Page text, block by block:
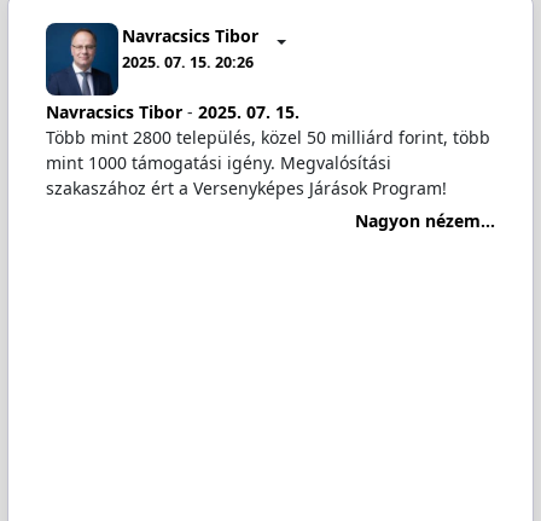
Navracsics Tibor
2025. 07. 15. 20:26
Navracsics Tibor- 2025. 07. 15.
Több mint 2800 település, közel 50 milliárd forint, több
mint 1000 támogatási igény. Megvalósítási
szakaszához ért a Versenyképes Járások Program!
Nagyon nézem...